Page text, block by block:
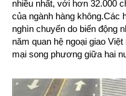
nhiều nhất, với hơn 32.000
của ngành hàng không.Các
nghìn chuyến do biến động
năm quan hệ ngoại giao
mại song phương giữa hai